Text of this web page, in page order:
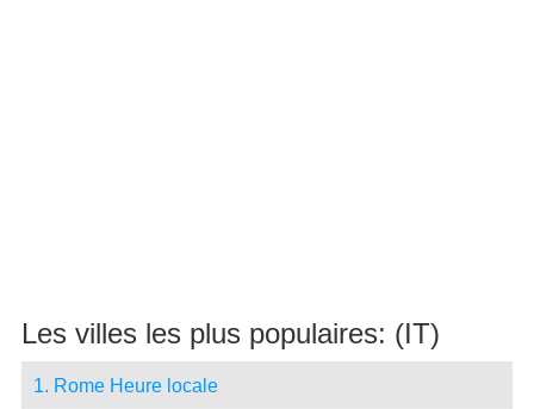
Les villes les plus populaires: (IT)
1. Rome Heure locale